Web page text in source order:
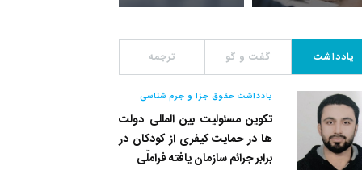
یادداشت گفت و گو ترجمه
یادداشت حقوق جزا و جرم شناسی
تکوین مسئولیت بین المللی دولت
ها در حمایت کیفری از کودکان در
برابر جرائم سازمان یافته فراملّی